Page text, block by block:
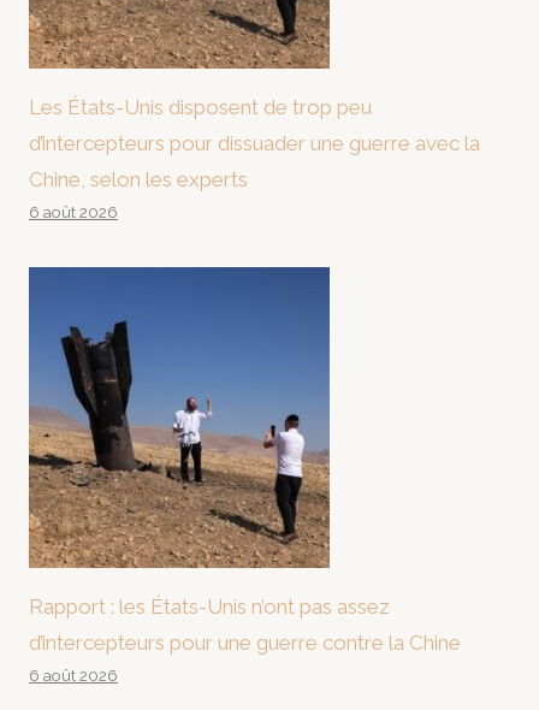
Les États-Unis disposent de trop peu
d’intercepteurs pour dissuader une guerre avec la
Chine, selon les experts
6 août 2026
Rapport : les États-Unis n’ont pas assez
d’intercepteurs pour une guerre contre la Chine
6 août 2026